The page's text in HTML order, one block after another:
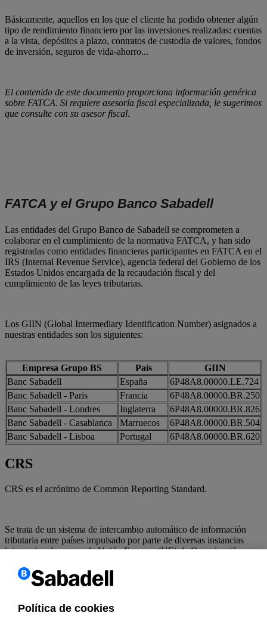
Básicamente, aquellos en los que el cliente ha podido obtener algún
tipo de rendimiento financiero por las inversiones realizadas: cuentas
a la vista, depósitos a plazo, contratos de custodia de valores, fondos
de inversión, seguros de vida-ahorro...
El contenido de este documento proporciona información genérica
sobre FATCA. Si requiere asesoría fiscal especializada, le sugerimos
que consulte con su asesor fiscal.
FATCA y el Grupo Banco Sabadell
Las entidades del Grupo Banco de Sabadell se comprometen a
colaborar en el cumplimiento de la normativa FATCA, y han sido
registradas como entidades financieras participantes en FATCA en el
IRS (Internal Revenue Service), agencia federal del Gobierno de los
Estados Unidos encargada de la recaudación fiscal y del
cumplimiento de las leyes tributarias.
Los GIIN (Global Intermediary Identification Number) asignados a
nuestras entidades son los siguientes:
Empresa Grupo BS País
GIIN
Banc Sabadell
España
6P48A8.00000.LE.724
Banc Sabadell - Paris
Francia
6P48A8.00000.BR.250
Banc Sabadell - Londres
Inglaterra
6P48A8.00000.BR.826
Banc Sabadell - Casablanca
Marruecos
6P48A8.00000.BR.504
Banc Sabadell - Lisboa
Portugal 6P48A8.00000.BR.620
CRS
CRS es el acrónimo de Common Reporting Standard.
Se trata de un sistema de intercambio automático de información
tributaria entre países impulsado por parte de diversas instancias
internacionales, como la Unión Europea (UE), la Organización para
Las entidades financieras de los países adheridos comunicarán a sus
Política de cookies